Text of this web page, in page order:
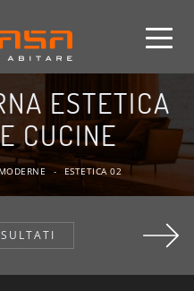
ESTETICA
CUCINE
- ESTETICA 02